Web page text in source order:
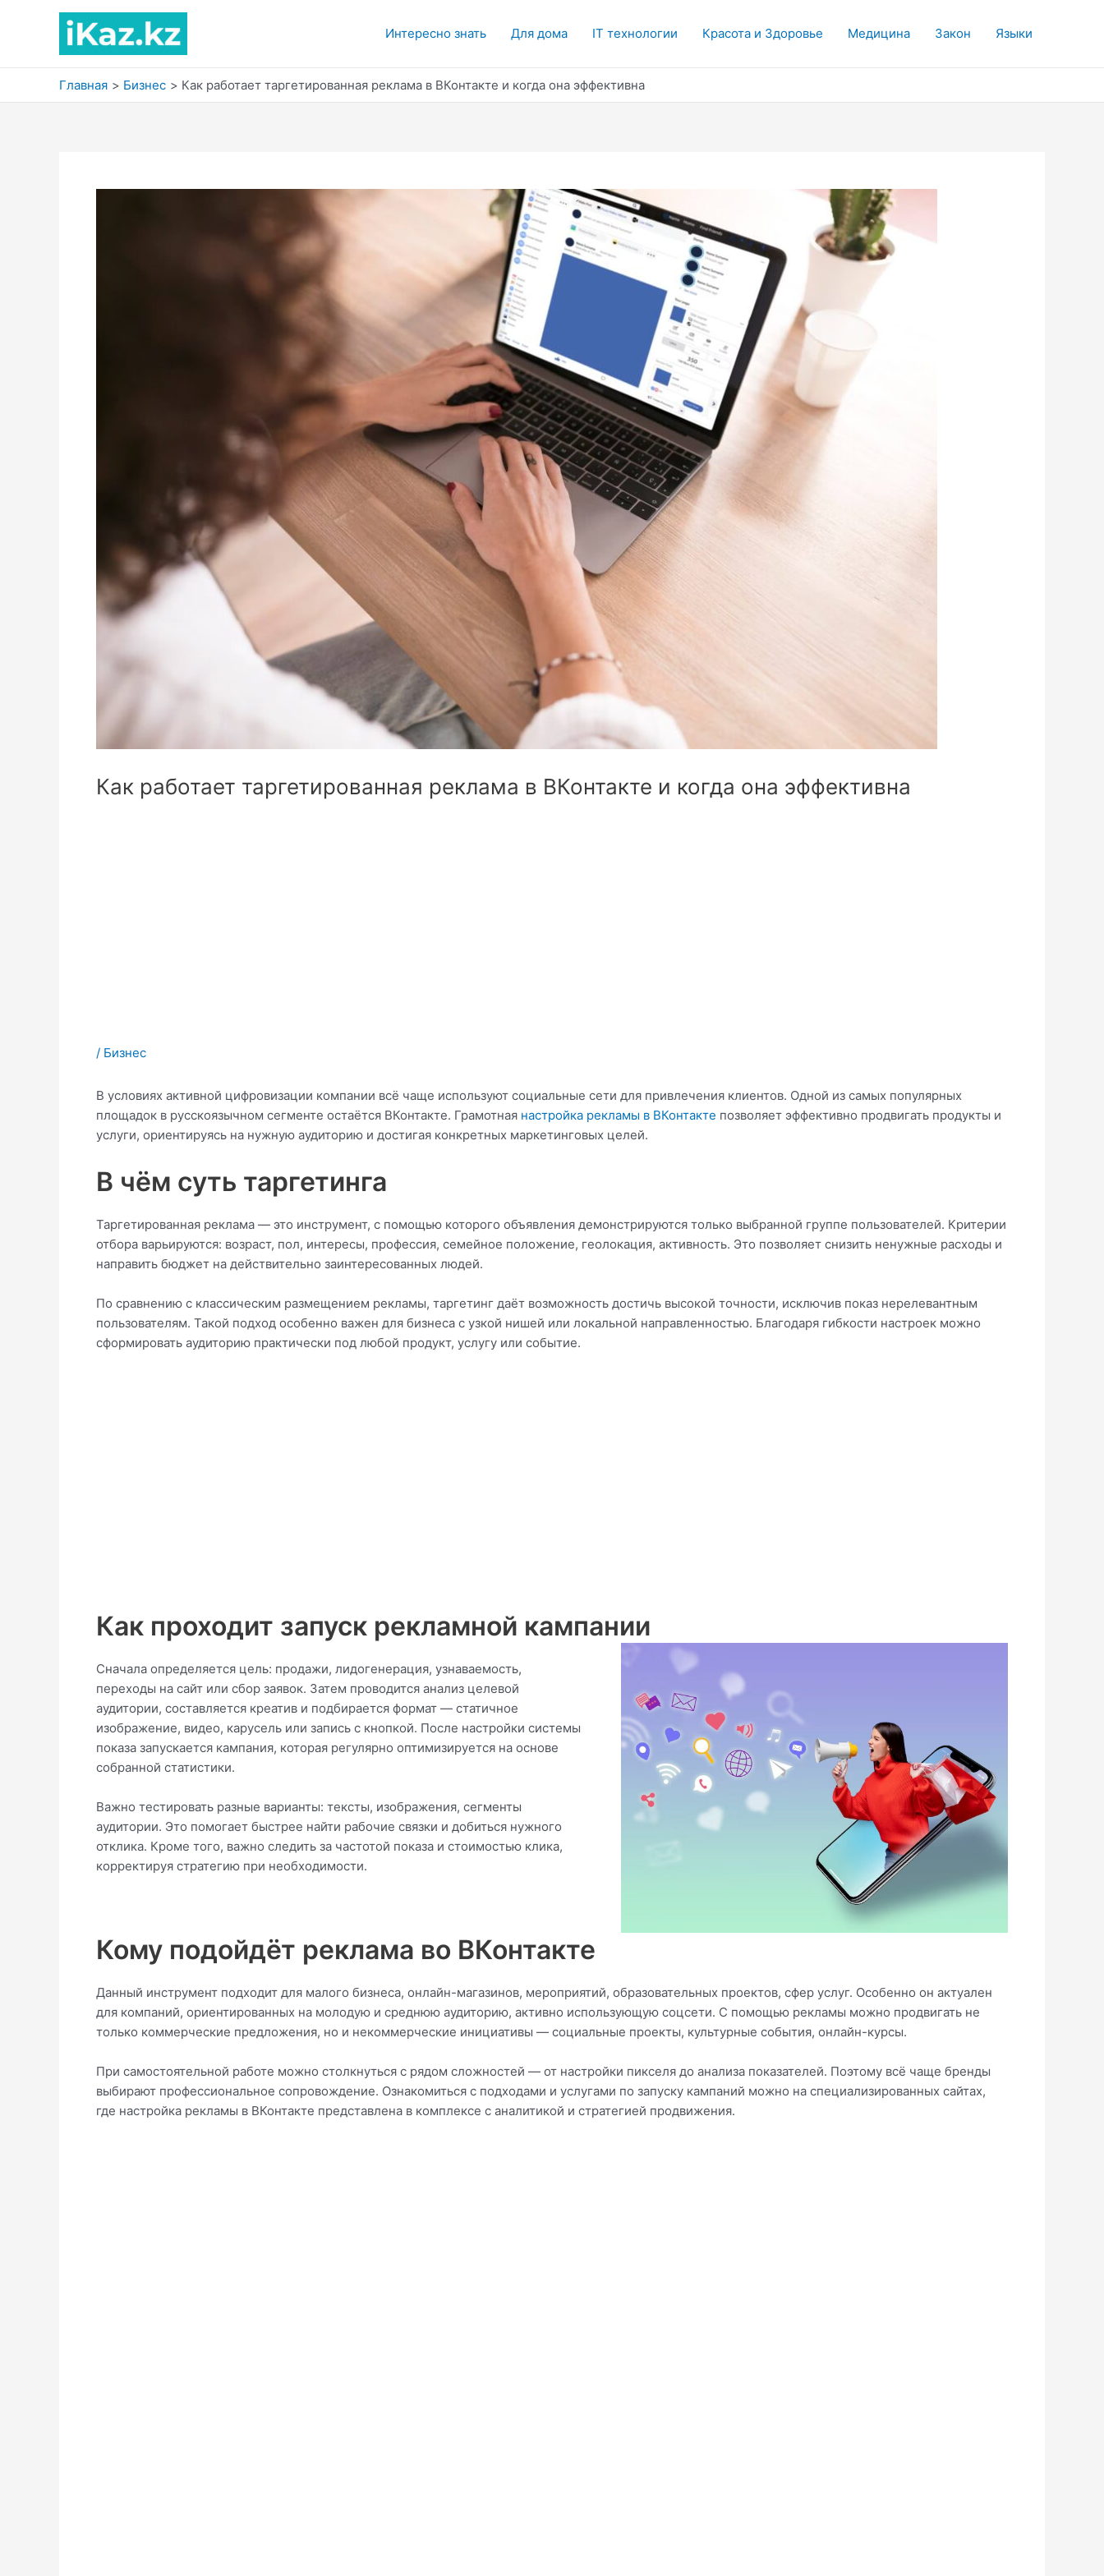
содержимому
Интересно знать Для дома IT технологии Красота и Здоровье Медицина Закон Языки
Главная Бизнес Как работает таргетированная реклама в ВКонтакте и когда она эффективна
Как работает таргетированная реклама в ВКонтакте и когда она эффективна
/ Бизнес
В условиях активной цифровизации компании всё чаще используют социальные сети для привлечения клиентов. Одной из самых популярных
площадок в русскоязычном сегменте остаётся ВКонтакте. Грамотная настройка рекламы в ВКонтакте позволяет эффективно продвигать продукты и
услуги, ориентируясь на нужную аудиторию и достигая конкретных маркетинговых целей.
В чём суть таргетинга
Таргетированная реклама — это инструмент, с помощью которого объявления демонстрируются только выбранной группе пользователей. Критерии
отбора варьируются: возраст, пол, интересы, профессия, семейное положение, геолокация, активность. Это позволяет снизить ненужные расходы и
направить бюджет на действительно заинтересованных людей.
По сравнению с классическим размещением рекламы, таргетинг даёт возможность достичь высокой точности, исключив показ нерелевантным
пользователям. Такой подход особенно важен для бизнеса с узкой нишей или локальной направленностью. Благодаря гибкости настроек можно
сформировать аудиторию практически под любой продукт, услугу или событие.
Как проходит запуск рекламной кампании
Сначала определяется цель: продажи, лидогенерация, узнаваемость,
переходы на сайт или сбор заявок. Затем проводится анализ целевой
аудитории, составляется креатив и подбирается формат — статичное
изображение, видео, карусель или запись с кнопкой. После настройки системы
показа запускается кампания, которая регулярно оптимизируется на основе
собранной статистики.
Важно тестировать разные варианты: тексты, изображения, сегменты
аудитории. Это помогает быстрее найти рабочие связки и добиться нужного
отклика. Кроме того, важно следить за частотой показа и стоимостью клика,
корректируя стратегию при необходимости.
Кому подойдёт реклама во ВКонтакте
Данный инструмент подходит для малого бизнеса, онлайн-магазинов, мероприятий, образовательных проектов, сфер услуг. Особенно он актуален
для компаний, ориентированных на молодую и среднюю аудиторию, активно использующую соцсети. С помощью рекламы можно продвигать не
только коммерческие предложения, но и некоммерческие инициативы — социальные проекты, культурные события, онлайн-курсы.
При самостоятельной работе можно столкнуться с рядом сложностей — от настройки пикселя до анализа показателей. Поэтому всё чаще бренды
выбирают профессиональное сопровождение. Ознакомиться с подходами и услугами по запуску кампаний можно на специализированных сайтах,
где настройка рекламы в ВКонтакте представлена в комплексе с аналитикой и стратегией продвижения.